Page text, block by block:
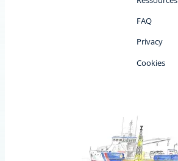
FAQ
Privacy
Cookies